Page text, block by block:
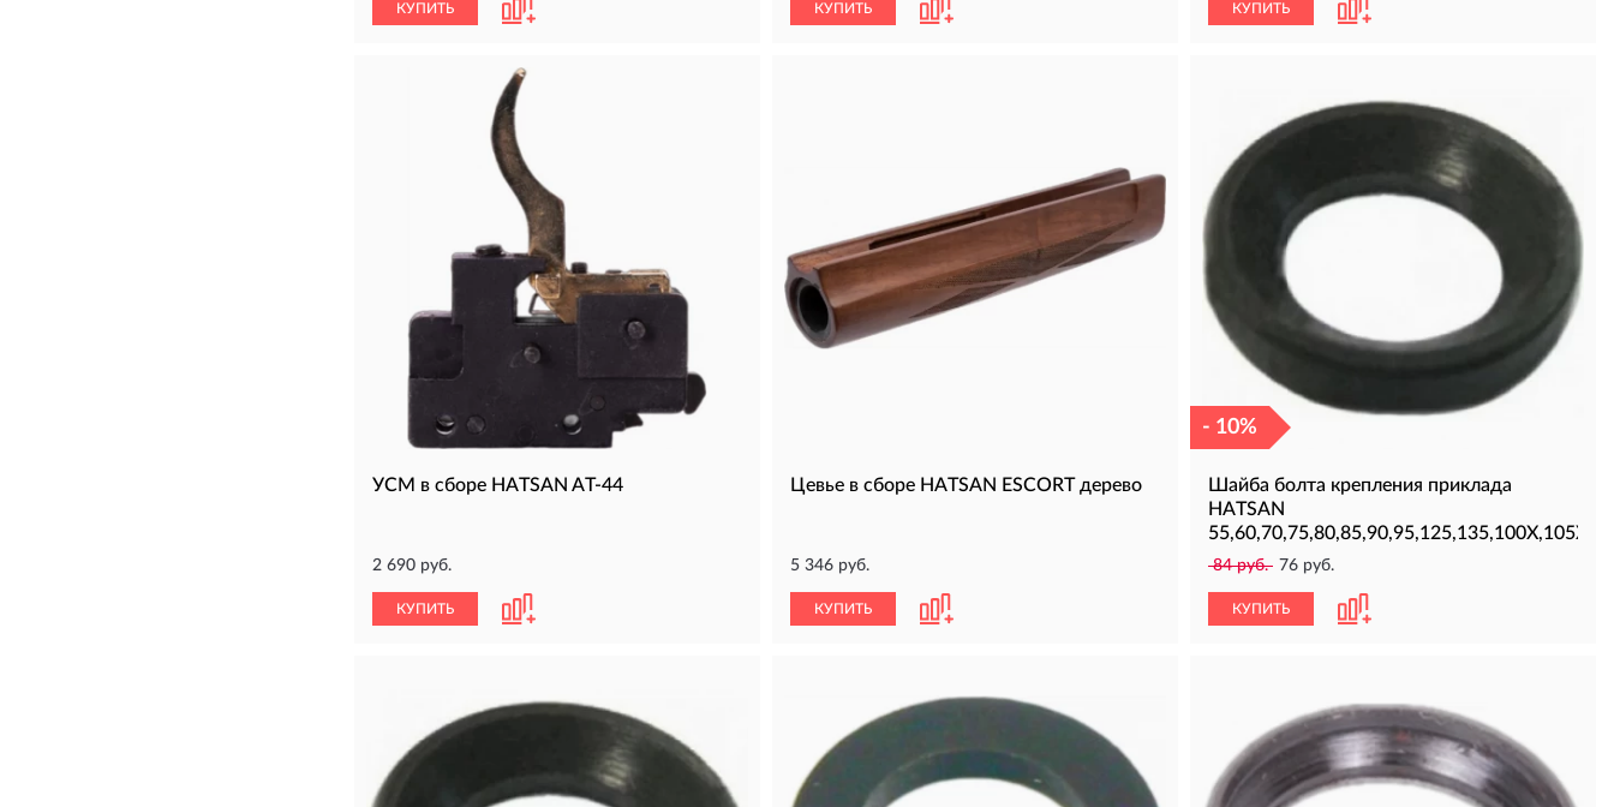
КУПИТЬ КУПИТЬ КУПИТЬ
УСМ в сборе HATSAN AT-44
2 690 руб.
КУПИТЬ
Цевье в сборе HATSAN ESCORT дерево
5 346 руб.
КУПИТЬ
- 10%
Шайба болта крепления приклада
HATSAN
84 руб. 76 руб.
КУПИТЬ